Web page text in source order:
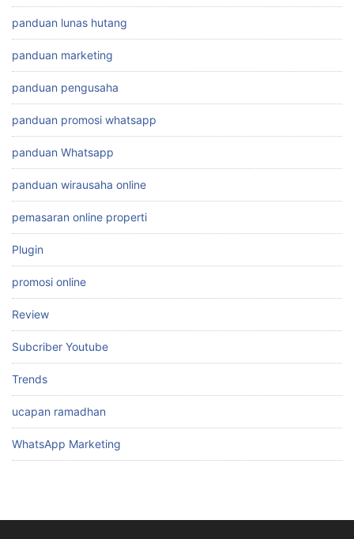
panduan lunas hutang
panduan marketing
panduan pengusaha
panduan promosi whatsapp
panduan Whatsapp
panduan wirausaha online
pemasaran online properti
Plugin
promosi online
Review
Subcriber Youtube
Trends
ucapan ramadhan
WhatsApp Marketing